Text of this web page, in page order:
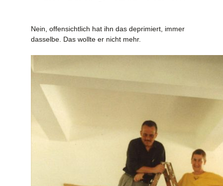
Nein, offensichtlich hat ihn das deprimiert, immer
dasselbe. Das wollte er nicht mehr.